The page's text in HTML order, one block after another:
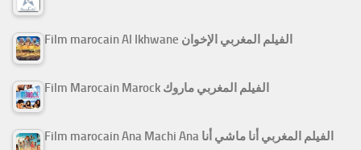
Film marocain Al Ikhwane الفيلم المغربي الإخوان
Film Marocain Marock الفيلم المغربي ماروك
Film marocain Ana Machi Ana الفيلم المغربي أنا ماشي أنا